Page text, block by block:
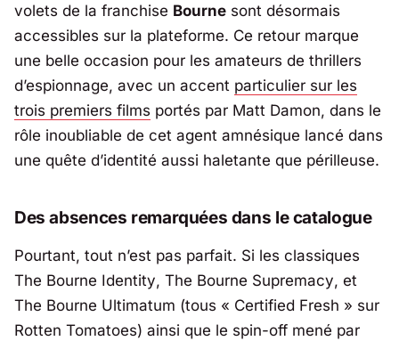
volets de la franchise Bourne sont désormais
accessibles sur la plateforme. Ce retour marque
une belle occasion pour les amateurs de thrillers
d’espionnage, avec un accent particulier sur les
trois premiers films portés par Matt Damon, dans le
rôle inoubliable de cet agent amnésique lancé dans
une quête d’identité aussi haletante que périlleuse.
Des absences remarquées dans le catalogue
Pourtant, tout n’est pas parfait. Si les classiques
The Bourne Identity, The Bourne Supremacy, et
The Bourne Ultimatum (tous « Certified Fresh » sur
Rotten Tomatoes) ainsi que le spin-off mené par